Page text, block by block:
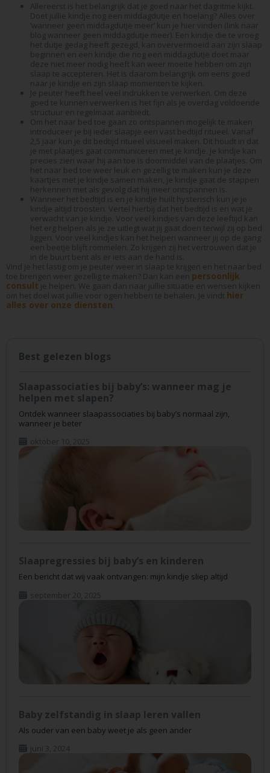
Allereerst is het belangrijk dat je goed naar het dagritme kijkt.
Doet jullie kindje nog een middagdutje en hoelang? Alles over
‘wanneer geen middagdutje meer’ kun je hier vinden (link naar
blog wanneer geen middagdutje meer). Een kindje die te vroeg
het dutje gedag heeft gezegd, kan oververmoeid aan zijn slaap
beginnen en een kindje die nog een middagdutje doet maar
deze niet meer nodig heeft kan weer moeite hebben om zijn
slaap te accepteren. Het is daarom belangrijk om eens goed
naar je kindje en zijn slaap momenten te kijken.
Je peuter heeft heel veel indrukken te verwerken. Om deze
goed te kunnen verwerken is het fijn als je overdag voldoende
structuur en regelmaat aanbiedt.
Om het naar bed toe gaan zo ontspannen mogelijk te maken
introduceer je bij ieder slaapje een vast bedtijd ritueel. Vanaf
2,5 jaar kun je dit bedtijd ritueel visueel maken. Dit houdt in dat
je met plaatjes gaat communiceren met je kindje. Je kindje kan
precies zien waar hij aan toe is doormiddel van de plaatjes. Om
het naar bed toe weer leuk en gezellig te maken kun je deze
kaartjes met je kindje samen maken, je kindje gaat de stappen
herkennen met als gevolg dat hij meer ontspannen is.
Wanneer het bedtijd is en je kindje huilt hysterisch kun je je
kindje altijd troosten. Vertel hierbij dat het bedtijd is en wat je
verwacht van je kindje. Voor veel kindjes van deze leeftijd kan
het erg helpen als je ze uitlegt wat jij gaat doen terwijl zij op bed
liggen. Voor veel kindjes kan het helpen wanneer jij op de gang
een beetje blijft rommelen. Zo krijgen zij het vertrouwen dat je
in de buurt bent als er iets aan de hand is.
Vind je het lastig om je peuter weer in slaap te krijgen en het naar bed
toe brengen weer gezellig te maken? Dan kan een persoonlijk
consult je helpen. We gaan dan naar jullie situatie en wensen kijken
om het doel wat jullie voor ogen hebben te behalen. Je vindt hier
alles over onze diensten
Best gelezen blogs
Slaapassociaties bij baby’s: wanneer mag je
helpen met slapen?
Ontdek wanneer slaapassociaties bij baby’s normaal zijn,
wanneer je beter
oktober 10, 2025
Slaapregressies bij baby’s en kinderen
Een bericht dat wij vaak ontvangen: mijn kindje sliep altijd
september 20, 2025
Baby zelfstandig in slaap leren vallen
Als ouder van een baby weet je als geen ander
juni 3, 2024